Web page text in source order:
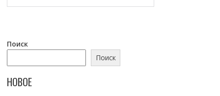
Поиск
Поиск
НОВОЕ